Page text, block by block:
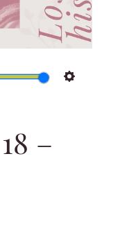
Settings
–